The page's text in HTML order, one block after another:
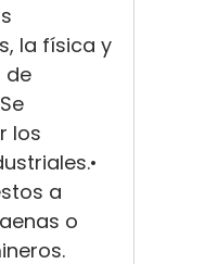
la física y
de
los
a
o